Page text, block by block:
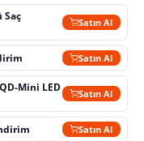
Saç
Satın Al
Satın Al
Mini LED
Satın Al
Satın Al